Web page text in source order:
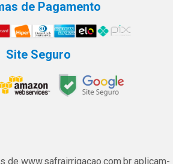
de Pagamento
Site Seguro
de www.safrairrigacao.com.br aplicam-